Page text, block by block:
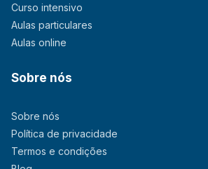
Curso intensivo
Aulas particulares
Aulas online
Sobre nós
Sobre nós
Política de privacidade
Termos e condições